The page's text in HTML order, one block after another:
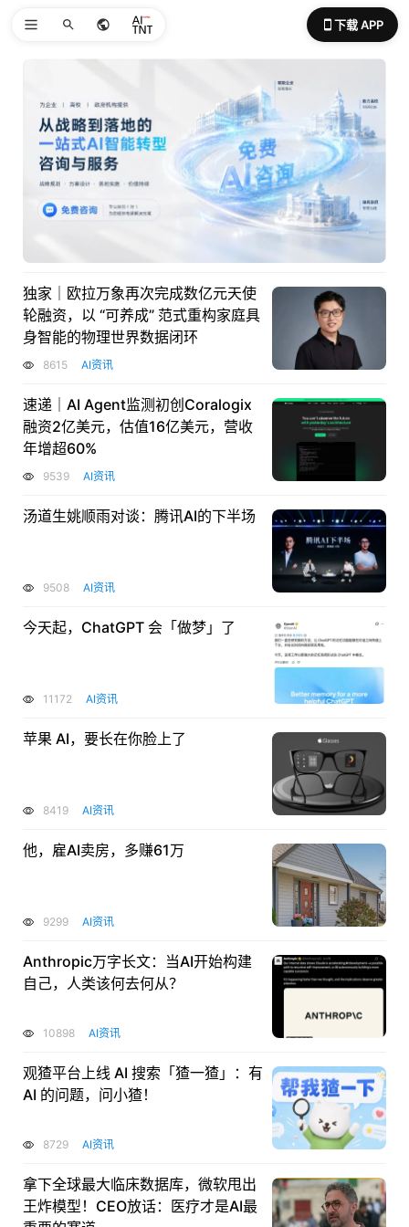
下载 APP
独家｜欧拉万象再次完成数亿元天使
轮融资，以 “可养成” 范式重构家庭具
身智能的物理世界数据闭环
8615 AI资讯
速递｜AI Agent监测初创Coralogix
融资2亿美元，估值16亿美元，营收
年增超60%
9539 AI资讯
汤道生姚顺雨对谈：腾讯AI的下半场
9508 AI资讯
今天起，ChatGPT 会「做梦」了
11172 AI资讯
苹果 AI，要长在你脸上了
8419 AI资讯
他，雇AI卖房，多赚61万
9299 AI资讯
Anthropic万字长文：当AI开始构建
自己，人类该何去何从？
10898 AI资讯
观猹平台上线 AI 搜索「猹一猹」：有
AI 的问题，问小猹！
8729 AI资讯
拿下全球最大临床数据库，微软甩出
王炸模型！CEO放话：医疗才是AI最